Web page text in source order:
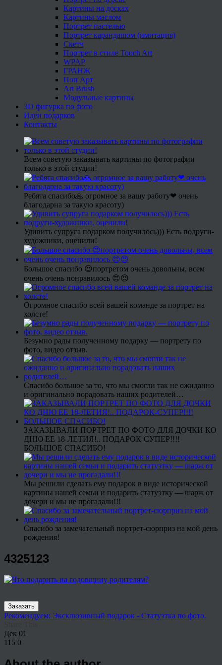
Картины на досках
Картины маслом
Портрет пастелью
Портрет карандашом (имитация)
Скетч
Портрет в стиле Touch Art
WPAP
ГРАНЖ
Поп Арт
Art Brush
Модульные картины
3D фигурка по фото
Идеи подарков
Контакты
Всем советую заказывать картины по фотографии
только в этой студии!
Ребята спасибо🙏 огромное за вашу работу❤ очень
благодарна за такую красоту)
Удивить супруга подарком получилось))) Есть подруги-
художники, оценили!
Большое спасибо 😍портретом очень довольны, всем
очень очень понравилось 😍😍
Огромное спасибо всей вашей команде за портрет на
холсте!
Безумно рады полученному подарку — портрету по
фото, видео отзыв.
Спасибо большое за то, что мы смогли так не ожиданно
и оригинально порадовать наших родителей…
ЗАКАЗЫВАЛИ ПОРТРЕТ ПО ФОТО ДЛЯ ДОЧКИ КО
ДНЮ ЕЕ 18-ЛЕТИЯ!.. ПОДАРОК-СУПЕР!!!!
БОЛЬШОЕ СПАСИБО!
Мы решили сделать ему подарок в виде исторической
картины нашей семьи и подарить статуэтку — шарж от
дочери и мы не прогадали!!!
Спасибо за замечательный портрет-сюрприз на мой день
рождения!
4325123
Заказать
Рекомендуем: Эксклюзивный подарок - Статуэтка по фото.
Дек 01
115 0